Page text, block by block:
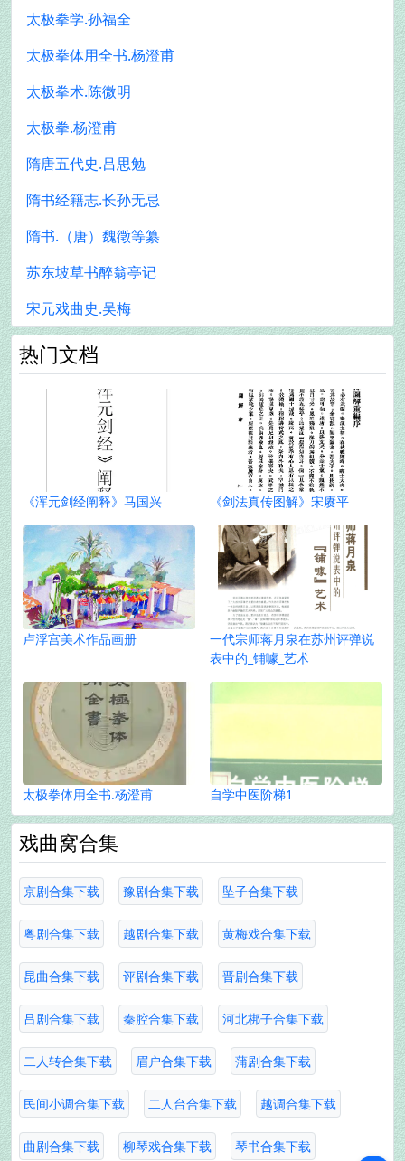
太极拳学.孙福全
太极拳体用全书.杨澄甫
太极拳术.陈微明
太极拳.杨澄甫
隋唐五代史.吕思勉
隋书经籍志.长孙无忌
隋书.（唐）魏徵等纂
苏东坡草书醉翁亭记
宋元戏曲史.吴梅
热门文档
《浑元剑经阐释》马国兴 《剑法真传图解》宋赓平
卢浮宫美术作品画册
一代宗师蒋月泉在苏州评弹说
表中的_铺噱_艺术
太极拳体用全书.杨澄甫 自学中医阶梯1
戏曲窝合集
京剧合集下载 豫剧合集下载 坠子合集下载
粤剧合集下载 越剧合集下载 黄梅戏合集下载
昆曲合集下载 评剧合集下载 晋剧合集下载
吕剧合集下载 秦腔合集下载 河北梆子合集下载
二人转合集下载 眉户合集下载 蒲剧合集下载
民间小调合集下载 二人台合集下载 越调合集下载
曲剧合集下载 柳琴戏合集下载 琴书合集下载